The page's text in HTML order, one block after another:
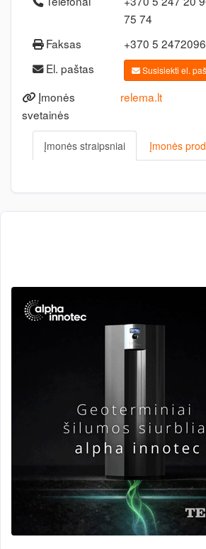
75 74
Faksas
+370 5 2472096
El. paštas
Susisiekti el.
Įmonės
svetainės
relema.lt
Įmonės straipsniai Įmonės